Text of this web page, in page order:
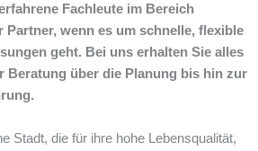
Fachleute im Bereich
Partner, wenn es um schnelle, flexible
geht. Bei uns erhalten Sie alles
Beratung über die Planung bis hin zur
Stadt, die für ihre hohe Lebensqualität,